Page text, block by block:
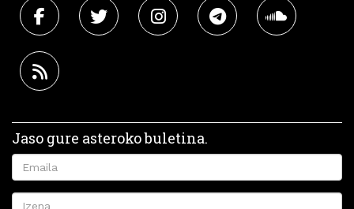
Jaso gure asteroko buletina.